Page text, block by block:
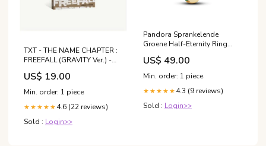
TXT - THE NAME CHAPTER :
FREEFALL (GRAVITY Ver.) -
RANDOM VERSION ONLY
mixtape
US$ 19.00
Min. order: 1 piece
★★★★★ 4.6 (22 reviews)
Sold : Login>>
Pandora Sprankelende
Groene Half-Eternity Ring
goudverguld 162999C03
Ring maat:18.50 mm (58)
US$ 49.00
Min. order: 1 piece
★★★★★ 4.3 (9 reviews)
Sold : Login>>